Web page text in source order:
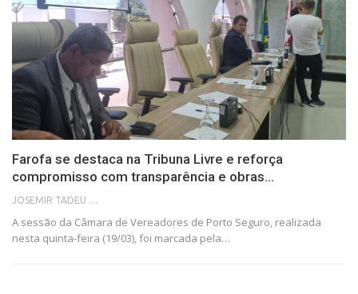
Farofa se destaca na Tribuna Livre e reforça
compromisso com transparência e obras…
JOSEMIR TADEU FONSECA
A sessão da Câmara de Vereadores de Porto Seguro, realizada
nesta quinta-feira (19/03), foi marcada pela…